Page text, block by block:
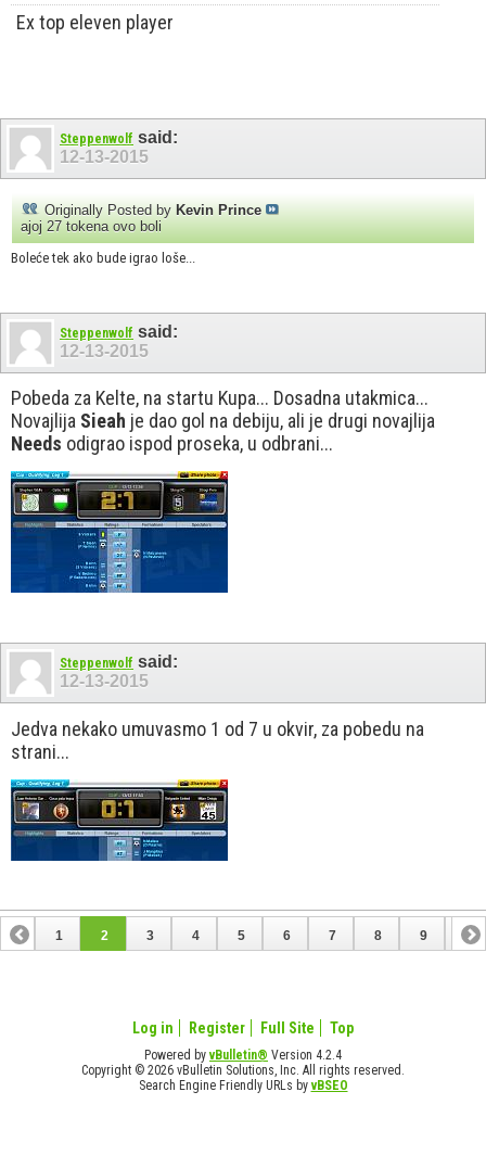
Ex top eleven player
Steppenwolf said:
12-13-2015
Originally Posted by Kevin Prince
ajoj 27 tokena ovo boli
Boleće tek ako bude igrao loše...
Steppenwolf said:
12-13-2015
Pobeda za Kelte, na startu Kupa... Dosadna utakmica...
Novajlija Sieah je dao gol na debiju, ali je drugi novajlija
Needs odigrao ispod proseka, u odbrani...
Steppenwolf said:
12-13-2015
Jedva nekako umuvasmo 1 od 7 u okvir, za pobedu na
strani...
1 2 3 4 5 6 7 8 9 10
Log in Register Full Site Top
Powered byvBulletin® Version 4.2.4
Copyright © 2026 vBulletin Solutions, Inc. All rights reserved.
Search Engine Friendly URLs byvBSEO